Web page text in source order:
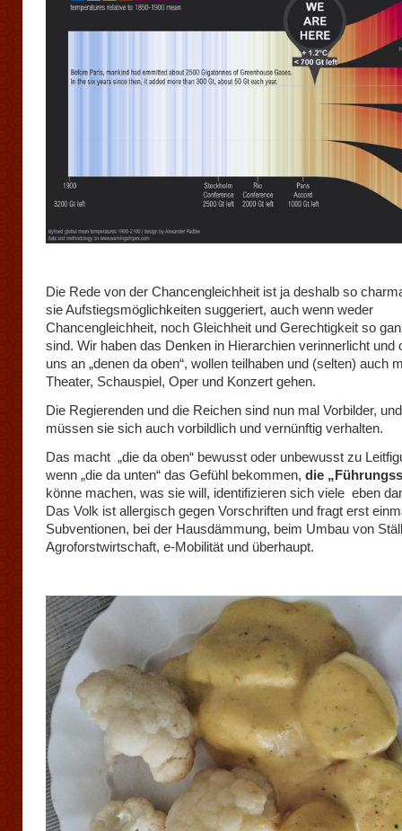
Die Rede von der Chancengleichheit ist ja deshalb so
sie Aufstiegsmöglichkeiten suggeriert, auch wenn weder
Chancengleichheit, noch Gleichheit und Gerechtigkeit so
sind. Wir haben das Denken in Hierarchien verinnerlicht und
uns an „denen da oben“, wollen teilhaben und (selten) auch
Theater, Schauspiel, Oper und Konzert gehen.
Die Regierenden und die Reichen sind nun mal Vorbilder,
müssen sie sich auch vorbildlich und vernünftig verhalten.
Das macht „die da oben“ bewusst oder unbewusst zu
wenn „die da unten“ das Gefühl bekommen, die
könne machen, was sie will, identifizieren sich viele eben
Das Volk ist allergisch gegen Vorschriften und fragt erst
Subventionen, bei der Hausdämmung, beim Umbau von
Agroforstwirtschaft, e-Mobilität und überhaupt.